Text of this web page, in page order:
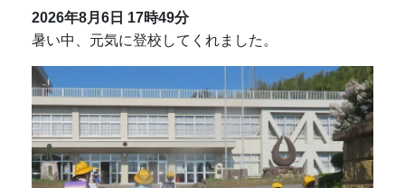
2026年8月6日 17時49分
暑い中、元気に登校してくれました。